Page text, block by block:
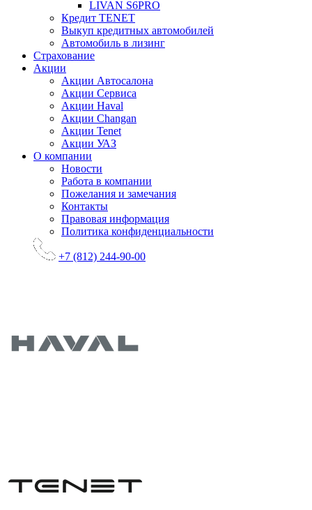
LIVAN S6PRO
Кредит TENET
Выкуп кредитных автомобилей
Автомобиль в лизинг
Страхование
Акции
Акции Автосалона
Акции Сервиса
Акции Haval
Акции Changan
Акции Tenet
Акции УАЗ
О компании
Новости
Работа в компании
Пожелания и замечания
Контакты
Правовая информация
Политика конфиденциальности
+7 (812) 244-90-00